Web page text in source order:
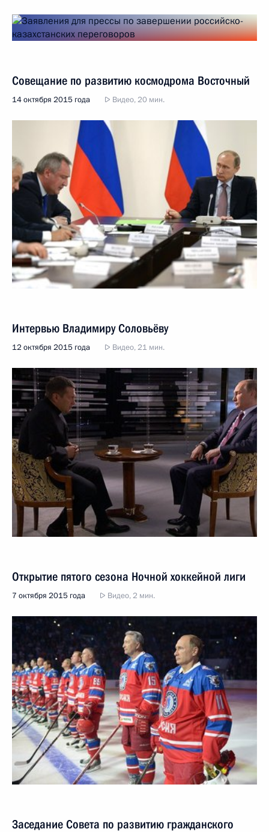
Совещание по развитию космодрома Восточный
14 октября 2015 года Видео, 20 мин.
Интервью Владимиру Соловьёву
12 октября 2015 года Видео, 21 мин.
Открытие пятого сезона Ночной хоккейной лиги
7 октября 2015 года Видео, 2 мин.
Заседание Совета по развитию гражданского